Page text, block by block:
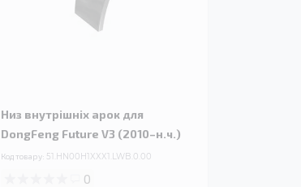
Низ внутрішніх арок для
DongFeng Future V3 (2010–н.ч.)
Код товару: 51.HN00H1XXX1.LWB.0.00
0